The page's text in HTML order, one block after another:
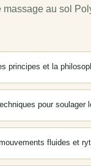
massage au sol
principes et la
pour soulager
fluides et